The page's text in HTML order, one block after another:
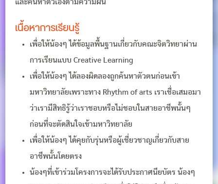
และค้นหาตัวเองตามความฝัน
เนื้อหาการเรียนรู้
เพื่อให้น้องๆ ได้ข้อมูลพื้นฐานเกี่ยวกับคณะจิตวิทยาผ่าน
การเรียนแบบ Creative Learning
เพื่อให้น้องๆ ได้ลองผิดลองถูกค้นหาตัวตนก่อนเข้า
มหาวิทยาลัยเพราะทาง Rhythm of arts เราเชื่อเสมอมา
ว่าเรามีสิทธิรู้ว่าเราชอบหรือไม่ชอบในสายอาชีพนั้นๆ
ก่อนที่จะตัดสินใจเข้ามหาวิทยาลัย
เพื่อให้น้องๆ ได้คุยกับรุ่นหรือผู้เชี่ยวชาญเกี่ยวกับสาย
อาชีพนั้นโดยตรง
น้องๆที่เข้าร่วมโครงการจะได้รับประกาศนียบัตร น้องๆ